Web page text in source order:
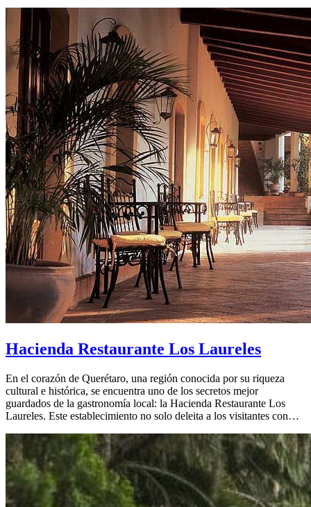
Hacienda Restaurante Los Laureles
En el corazón de Querétaro, una región conocida por su riqueza
cultural e histórica, se encuentra uno de los secretos mejor
guardados de la gastronomía local: la Hacienda Restaurante Los
Laureles. Este establecimiento no solo deleita a los visitantes con…